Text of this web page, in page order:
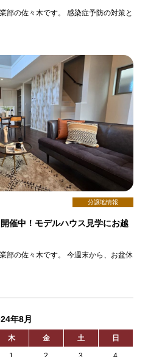
部の佐々木です。 感染症予防の対策と
分譲地情報
催中！モデルハウス見学にお越
部の佐々木です。 今週末から、お盆休
年8月
木 金 土 日